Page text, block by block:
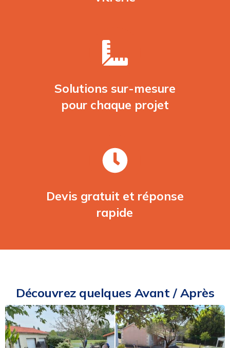
Solutions sur-mesure
pour chaque projet
Devis gratuit et réponse
rapide
Découvrez quelques Avant / Après